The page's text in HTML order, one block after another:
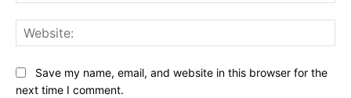
Save my name, email, and website in this browser for the
next time I comment.